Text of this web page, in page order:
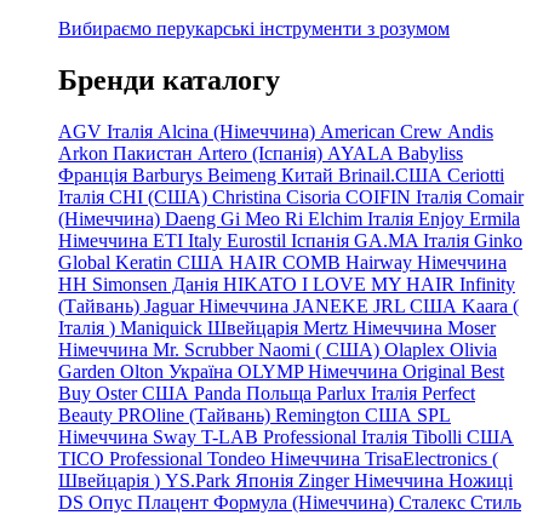
Вибираємо перукарські інструменти з розумом
Бренди каталогу
AGV Італія Alcina (Німеччина) American Crew Andis
Arkon Пакистан Artero (Іспанія) AYALA Babyliss
Франція Barburys Beimeng Китай Brinail.США Ceriotti
Італія CHI (США) Christina Cisoria COIFIN Італія Comair
(Німеччина) Daeng Gi Meo Ri Elchim Італія Enjoy Ermila
Німеччина ETI Italy Eurostil Іспанія GA.MA Італія Ginko
Global Keratin США HAIR COMB Hairway Німеччина
HH Simonsen Данія HIKATO I LOVE MY HAIR Infinity
(Тайвань) Jaguar Німеччина JANEKE JRL США Kaara (
Італія ) Maniquick Швейцарія Mertz Німеччина Moser
Німеччина Mr. Scrubber Naomi ( США) Olaplex Olivia
Garden Olton Україна OLYMP Німеччина Original Best
Buy Oster США Panda Польща Parlux Італія Perfect
Beauty PROline (Тайвань) Remington США SPL
Німеччина Sway T-LAB Professional Італія Tibolli США
TICO Professional Tondeo Німеччина TrisaElectronics (
Швейцарія ) YS.Park Японія Zinger Німеччина Ножиці
DS Опус Плацент Формула (Німеччина) Сталекс Стиль